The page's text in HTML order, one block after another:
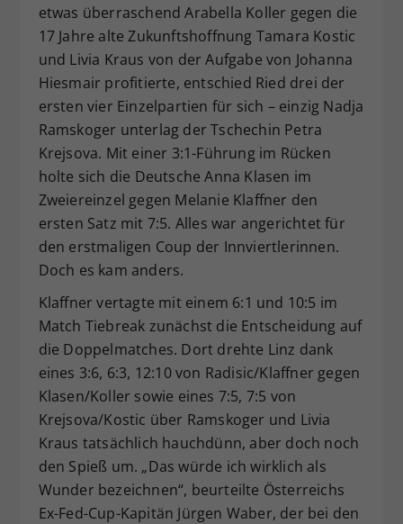
etwas überraschend Arabella Koller gegen die
17 Jahre alte Zukunftshoffnung Tamara Kostic
und Livia Kraus von der Aufgabe von Johanna
Hiesmair profitierte, entschied Ried drei der
ersten vier Einzelpartien für sich – einzig Nadja
Ramskoger unterlag der Tschechin Petra
Krejsova. Mit einer 3:1-Führung im Rücken
holte sich die Deutsche Anna Klasen im
Zweiereinzel gegen Melanie Klaffner den
ersten Satz mit 7:5. Alles war angerichtet für
den erstmaligen Coup der Innviertlerinnen.
Doch es kam anders.
Klaffner vertagte mit einem 6:1 und 10:5 im
Match Tiebreak zunächst die Entscheidung auf
die Doppelmatches. Dort drehte Linz dank
eines 3:6, 6:3, 12:10 von Radisic/Klaffner gegen
Klasen/Koller sowie eines 7:5, 7:5 von
Krejsova/Kostic über Ramskoger und Livia
Kraus tatsächlich hauchdünn, aber doch noch
den Spieß um. „Das würde ich wirklich als
Wunder bezeichnen“, beurteilte Österreichs
Ex-Fed-Cup-Kapitän Jürgen Waber, der bei den